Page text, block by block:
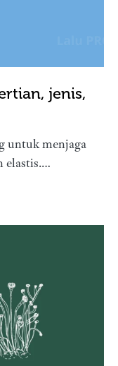
jenis,
untuk menjaga
elastis.…